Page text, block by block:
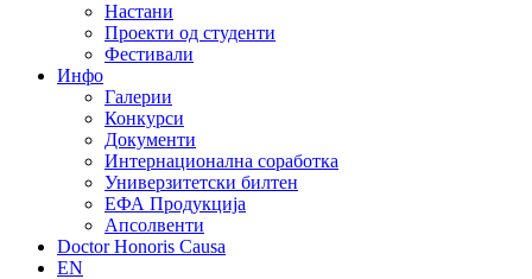
Настани
Проекти од студенти
Фестивали
Инфо
Галерии
Конкурси
Документи
Интернационална соработка
Универзитетски билтен
ЕФА Продукција
Апсолвенти
Doctor Honoris Causa
EN